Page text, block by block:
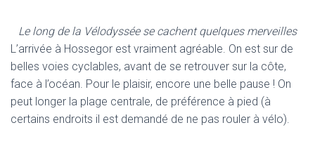
Le long de la Vélodyssée se cachent quelques merveilles
L’arrivée à Hossegor est vraiment agréable. On est sur de
belles voies cyclables, avant de se retrouver sur la côte,
face à l’océan. Pour le plaisir, encore une belle pause ! On
peut longer la plage centrale, de préférence à pied (à
certains endroits il est demandé de ne pas rouler à vélo).